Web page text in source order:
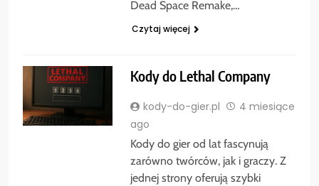
Dead Space Remake,…
Czytaj więcej
Kody do Lethal Company
kody-do-gier.pl
4 miesiące
ago
Kody do gier od lat fascynują
zarówno twórców, jak i graczy. Z
jednej strony oferują szybki